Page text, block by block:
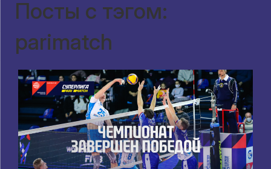
Посты с тэгом:
parimatch